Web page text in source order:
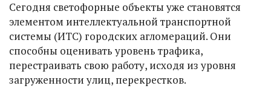
Сегодня светофорные объекты уже становятся
элементом интеллектуальной транспортной
системы (ИТС) городских агломераций. Они
способны оценивать уровень трафика,
перестраивать свою работу, исходя из уровня
загруженности улиц, перекрестков.